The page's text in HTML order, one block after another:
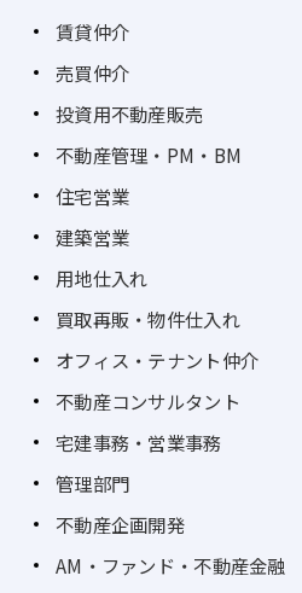
賃貸仲介
売買仲介
投資用不動産販売
不動産管理・PM・BM
住宅営業
建築営業
用地仕入れ
買取再販・物件仕入れ
オフィス・テナント仲介
不動産コンサルタント
宅建事務・営業事務
管理部門
不動産企画開発
AM・ファンド・不動産金融